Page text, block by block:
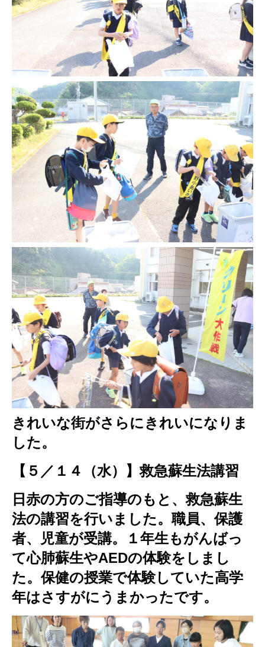
きれいな街がさらにきれいになりま
した。
【５／１４（水）】救急蘇生法講習
日赤の方のご指導のもと、救急蘇生
法の講習を行いました。職員、保護
者、児童が受講。１年生もがんばっ
て心肺蘇生やAEDの体験をしまし
た。保健の授業で体験していた高学
年はさすがにうまかったです。